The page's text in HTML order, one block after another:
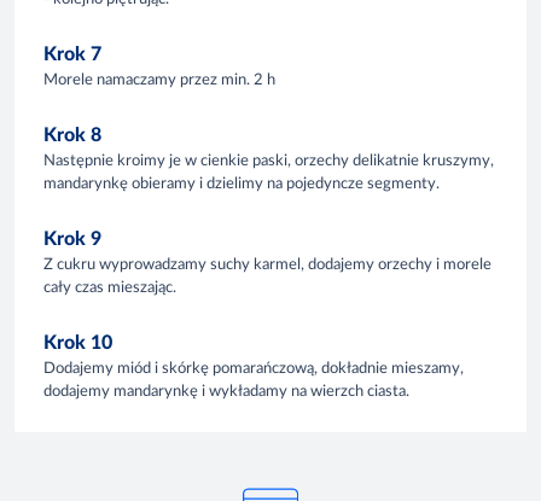
Krok 7
Morele namaczamy przez min. 2 h
Krok 8
Następnie kroimy je w cienkie paski, orzechy delikatnie kruszymy,
mandarynkę obieramy i dzielimy na pojedyncze segmenty.
Krok 9
Z cukru wyprowadzamy suchy karmel, dodajemy orzechy i morele
cały czas mieszając.
Krok 10
Dodajemy miód i skórkę pomarańczową, dokładnie mieszamy,
dodajemy mandarynkę i wykładamy na wierzch ciasta.